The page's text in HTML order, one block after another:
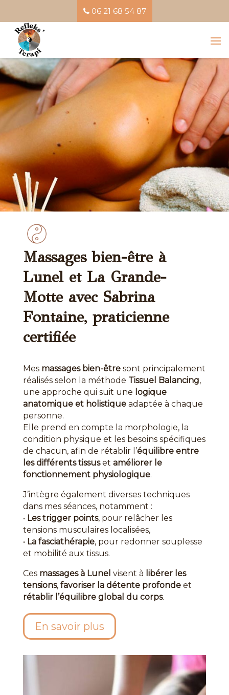
06 21 68 54 87
Massages bien-être à
Lunel et La Grande-
Motte avec Sabrina
Fontaine, praticienne
certifiée
Mes massages bien-êtresont principalement
réalisés selon la méthode Tissuel Balancing,
une approche qui suit une logique
anatomique et holistiqueadaptée à chaque
personne.
Elle prend en compte la morphologie, la
condition physique et les besoins spécifiques
de chacun, afin de rétablir l’équilibre entre
les différents tissuset améliorer le
fonctionnement physiologique.
J’intègre également diverses techniques
dans mes séances, notamment :
• Les trigger points, pour relâcher les
tensions musculaires localisées,
• La fasciathérapie, pour redonner souplesse
et mobilité aux tissus.
Ces massages à Lunel visent à libérer les
tensions, favoriser la détente profondeet
rétablir l’équilibre global du corps.
En savoir plus